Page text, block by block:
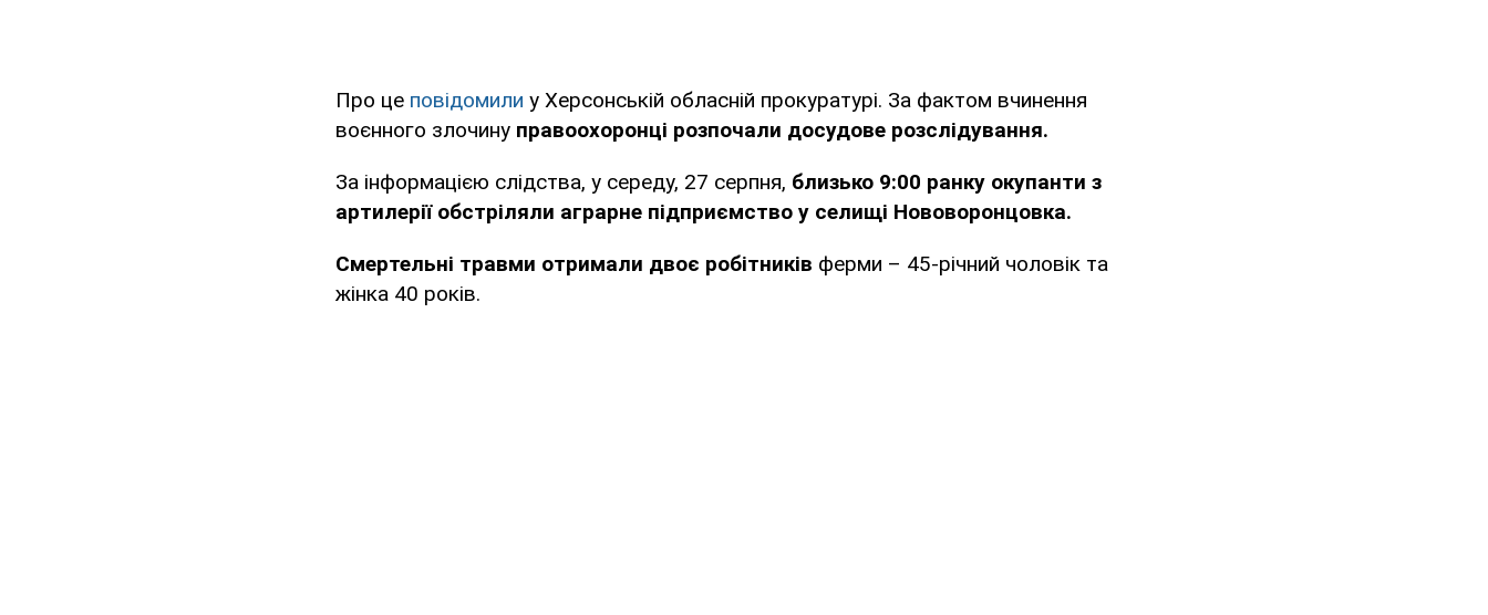
Про це повідомили у Херсонській обласній прокуратурі. За фактом вчинення
воєнного злочину правоохоронці розпочали досудове розслідування.
За інформацією слідства, у середу, 27 серпня, близько 9:00 ранку окупанти з
артилерії обстріляли аграрне підприємство у селищі Нововоронцовка.
Смертельні травми отримали двоє робітників ферми – 45-річний чоловік та
жінка 40 років.